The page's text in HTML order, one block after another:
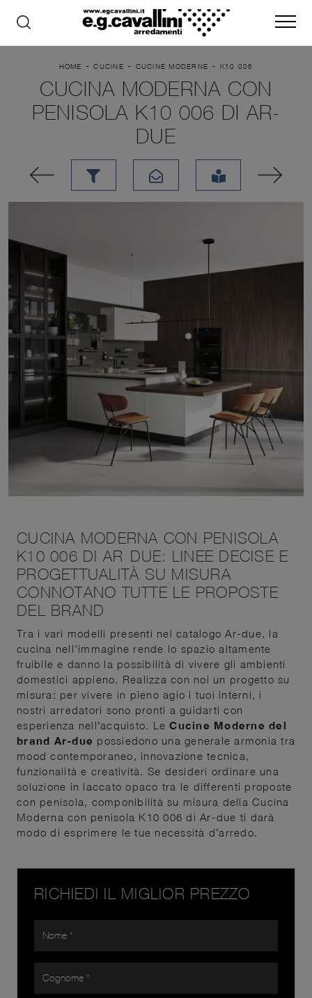
HOME -CUCINE - CUCINE MODERNE - K10 006
CUCINA MODERNA CON
PENISOLA K10 006 DI AR-
DUE
CUCINA MODERNA CON PENISOLA
K10 006 DI AR-DUE: LINEE DECISE E
PROGETTUALITÀ SU MISURA
CONNOTANO TUTTE LE PROPOSTE
DEL BRAND
Tra i vari modelli presenti nel catalogo Ar-due, la
cucina nell'immagine rende lo spazio altamente
fruibile e danno la possibilità di vivere gli ambienti
domestici appieno. Realizza con noi un progetto su
misura: per vivere in pieno agio i tuoi interni, i
nostri arredatori sono pronti a guidarti con
esperienza nell’acquisto. LeCucine Moderne del
brand Ar-due possiedono una generale armonia tra
mood contemporaneo, innovazione tecnica,
funzionalità e creatività. Se desideri ordinare una
soluzione in laccato opaco tra le differenti proposte
con penisola, componibilità su misura della Cucina
Moderna con penisola K10 006 di Ar-due ti darà
modo di esprimere le tue necessità d’arredo.
RICHIEDI IL MIGLIOR PREZZO